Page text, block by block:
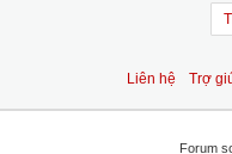
Liên hệ Trợ
Forum